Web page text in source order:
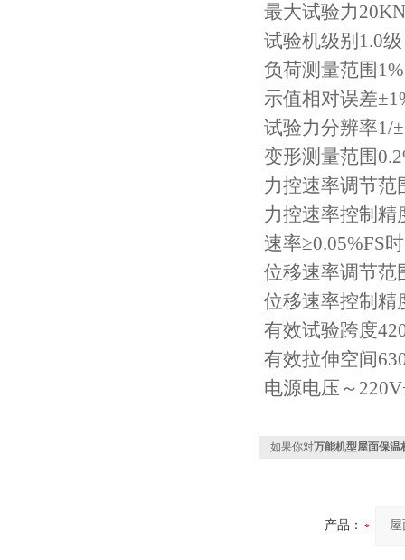
最大试验力20KN
试验机级别1.0级
负荷测量范围
示值相对误差
试验力分辨率1/
变形测量范围
力控速率调节范
力控速率控制精
速率≥0.05%FS
位移速率调节范
位移速率控制精
有效试验跨度
有效拉伸空间
电源电压～
如果你对万能机型屋面保温
产品：